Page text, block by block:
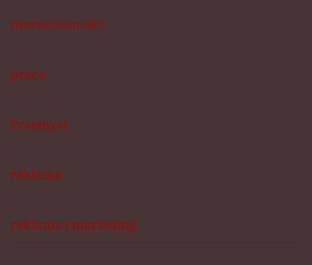
nieruchomości
praca
Przemysł
reklama
reklama i marketing